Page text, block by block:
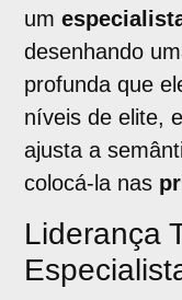
um
desenhando
profunda que
níveis de elite,
ajusta a
colocá-la nas
Liderança